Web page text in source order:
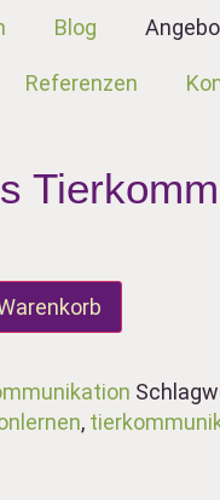
Blog
Referenzen
,